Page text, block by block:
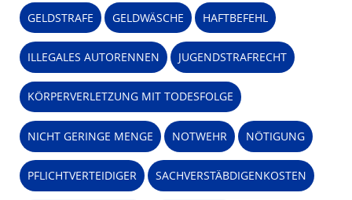
GELDSTRAFE GELDWÄSCHE HAFTBEFEHL
ILLEGALES AUTORENNEN JUGENDSTRAFRECHT
KÖRPERVERLETZUNG MIT TODESFOLGE
NICHT GERINGE MENGE NOTWEHR NÖTIGUNG
PFLICHTVERTEIDIGER SACHVERSTÄBDIGENKOSTEN